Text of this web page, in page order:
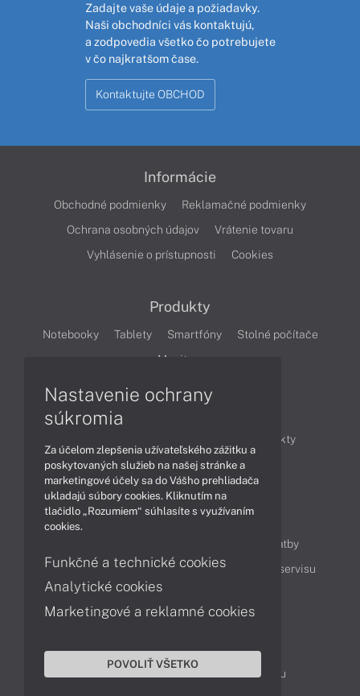
Zadajte vaše údaje a požiadavky.
Naši obchodníci vás kontaktujú,
a zodpovedia všetko čo potrebujete
v čo najkratšom čase.
Kontaktujte OBCHOD
Informácie
Obchodné podmienky
Reklamačné podmienky
Ochrana osobných údajov
Vrátenie tovaru
Vyhlásenie o prístupnosti
Cookies
Produkty
Notebooky Tablety Smartfóny
Stolné počítače
Monitory
Produkty
Technológie
Videá
Obsah
Možnosti doručenia a platby
Podpora a servis
Servisné služby Cenník servisu
Kontakty
043 4224 771
Obchodné oddelenie
Reklamácia tovaru
Nastavenie ochrany
súkromia
Za účelom zlepšenia užívateľského zážitku a
poskytovaných služieb na našej stránke a
marketingové účely sa do Vášho prehliadača
ukladajú súbory cookies. Kliknutím na
tlačidlo „Rozumiem“ súhlasíte s využívaním
cookies.
Funkčné a technické cookies
Analytické cookies
Marketingové a reklamné cookies
POVOLIŤ VŠETKO